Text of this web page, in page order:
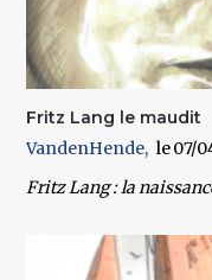
Fritz Lang le maudit
VandenHende
07/
Fritz Lang : la